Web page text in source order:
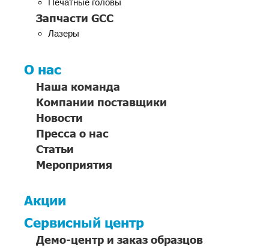
Печатные головы
Запчасти GCC
Лазеры
О нас
Наша команда
Компании поставщики
Новости
Пресса о нас
Статьи
Мероприятия
Акции
Сервисный центр
Демо-центр и заказ образцов